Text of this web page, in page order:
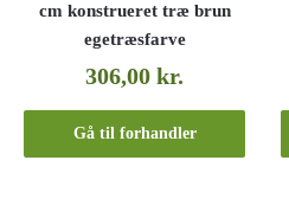
cm konstrueret træ brun
egetræsfarve
306,00kr.
Gå til forhandler